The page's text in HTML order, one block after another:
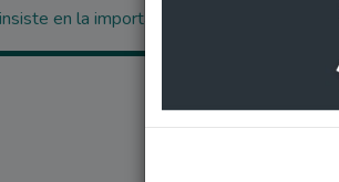
en la importancia de la vacunación